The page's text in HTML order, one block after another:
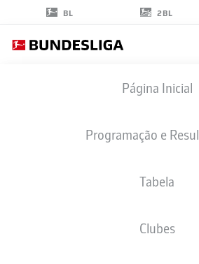
BL 2BL
Página Inicial
Programação e
Tabela
Clubes